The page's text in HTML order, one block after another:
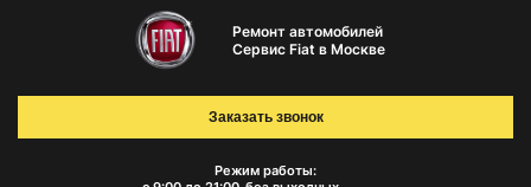
Ремонт автомобилей
Сервис Fiat в Москве
Режим работы:
Заказать звонок